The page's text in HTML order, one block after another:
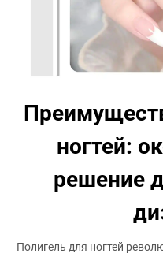
ногтей:
решение
Полигель для ногтей